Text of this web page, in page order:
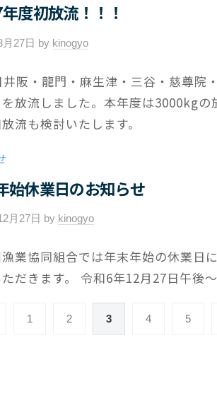
度初放流！！！
27日 by kinogyo
件
の
コ
阪・龍門・麻生津・三谷・慈尊院
放流しました。本年度は3000kg
流も検討いたします。
始休業日のお知らせ
月27日 by kinogyo
件
の
ン
業協同組合では年末年始の休業日
だきます。 令和6年12月27日午後
1 2 3 4 5